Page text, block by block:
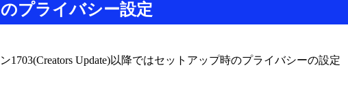
プライバシー設定
1703(Creators Update)以降ではセットアップ時のプライバシーの設定